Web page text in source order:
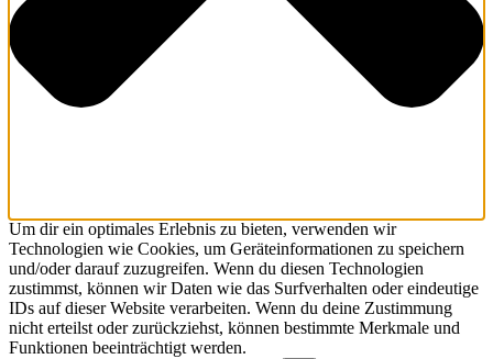
Um dir ein optimales Erlebnis zu bieten, verwenden wir
Technologien wie Cookies, um Geräteinformationen zu speichern
und/oder darauf zuzugreifen. Wenn du diesen Technologien
zustimmst, können wir Daten wie das Surfverhalten oder eindeutige
IDs auf dieser Website verarbeiten. Wenn du deine Zustimmung
nicht erteilst oder zurückziehst, können bestimmte Merkmale und
Funktionen beeinträchtigt werden.